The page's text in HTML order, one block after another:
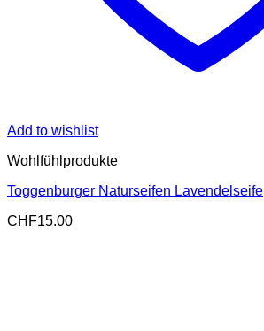
Add to wishlist
Wohlfühlprodukte
Toggenburger Naturseifen Lavendelseife
CHF15.00